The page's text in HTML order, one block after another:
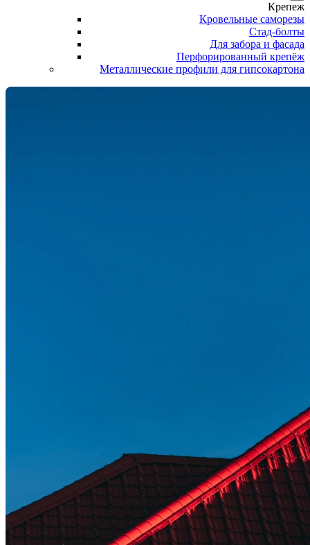
Крепеж
Кровельные саморезы
Стад-болты
Для забора и фасада
Перфорированный крепёж
Металлические профили для гипсокартона